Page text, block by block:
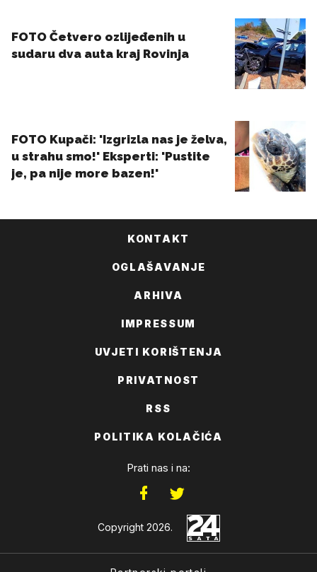
KONTAKT
OGLAŠAVANJE
ARHIVA
IMPRESSUM
UVJETI KORIŠTENJA
PRIVATNOST
RSS
POLITIKA KOLAČIĆA
Prati nas i na:
Copyright 2026.